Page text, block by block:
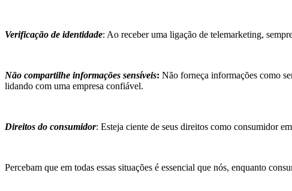
Verificação de identidade: Ao receber uma ligação de telemarketing,
Não compartilhe informações sensíveis: Não forneça informações como
lidando com uma empresa confiável.
Direitos do consumidor: Esteja ciente de seus direitos como consumidor
Percebam que em todas essas situações é essencial que nós, enquanto